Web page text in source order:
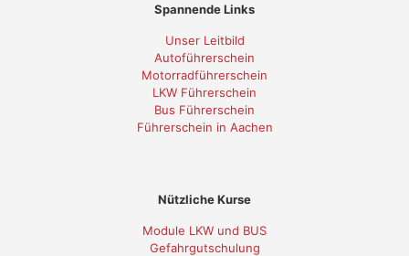
Spannende Links
Unser Leitbild
Autoführerschein
Motorradführerschein
LKW Führerschein
Bus Führerschein
Führerschein in Aachen
Nützliche Kurse
Module LKW und BUS
Gefahrgutschulung